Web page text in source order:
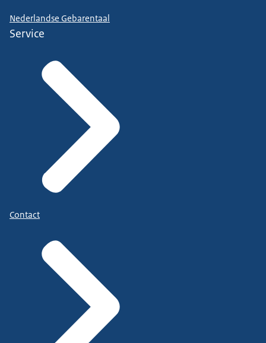
Nederlandse Gebarentaal
Service
Contact